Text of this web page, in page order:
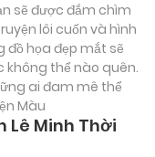
sẽ được đắm chìm
lôi cuốn và hình
đồ họa đẹp mắt sẽ
không thể nào quên.
ai đam mê thể
Màu
Lê Minh Thời